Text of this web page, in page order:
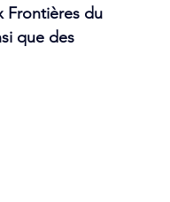
Frontières du
que des